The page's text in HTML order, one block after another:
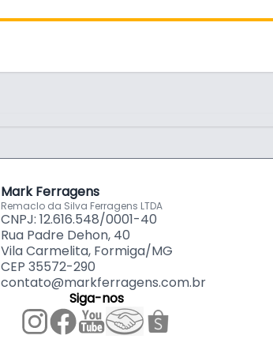
Porta
por R$
Portões
Mark Ferragens
Remaclo da Silva Ferragens LTDA
CNPJ: 12.616.548/0001-40
Rua Padre Dehon, 40
Vila Carmelita, Formiga/MG
CEP 35572-290
contato@markferragens.com.br
Siga-nos